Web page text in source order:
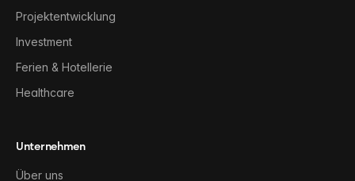
Projektentwicklung
Investment
Ferien & Hotellerie
Healthcare
Unternehmen
Über uns